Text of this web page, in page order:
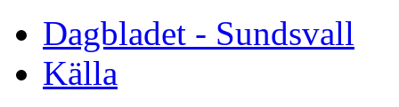
Dagbladet - Sundsvall
Källa